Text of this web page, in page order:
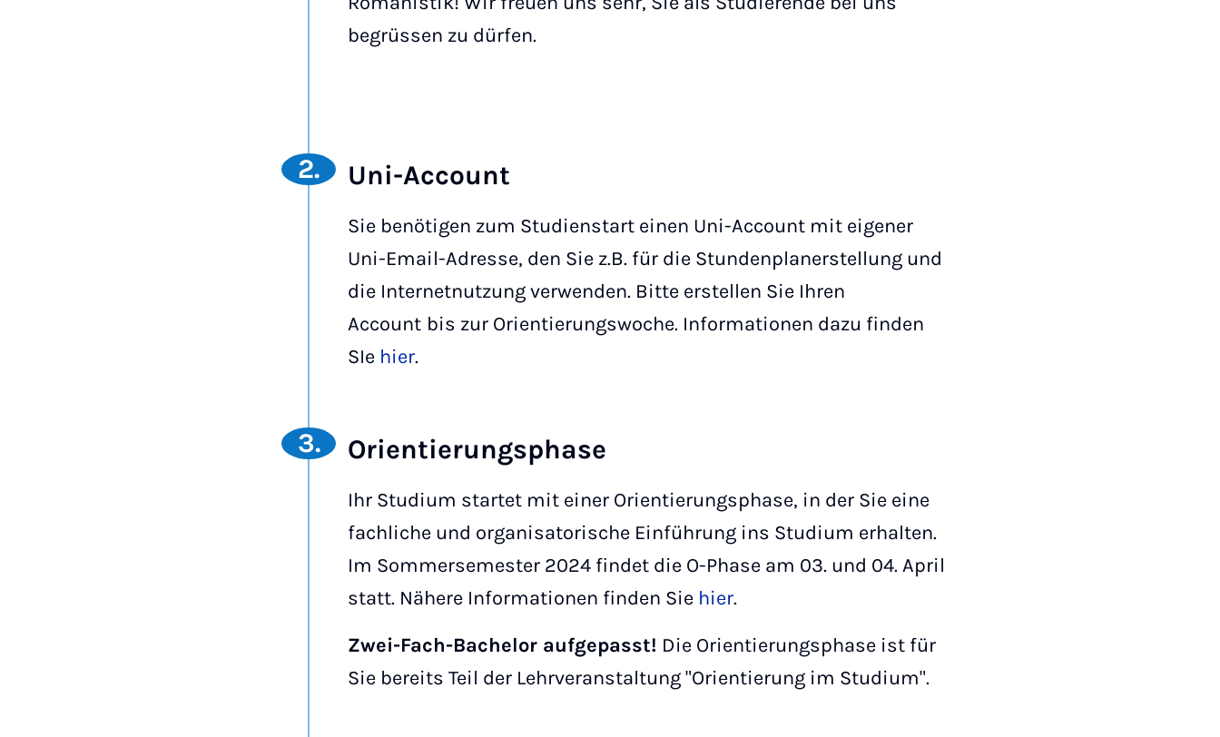
begrüssen zu dürfen.
2. Uni-Account
Sie benötigen zum Studienstart einen Uni-Account mit eigener
Uni-Email-Adresse, den Sie z.B. für die Stundenplanerstellung und
die Internetnutzung verwenden. Bitte erstellen Sie Ihren
Account bis zur Orientierungswoche. Informationen dazu finden
SIe hier.
3. Orientierungsphase
Ihr Studium startet mit einer Orientierungsphase, in der Sie eine
fachliche und organisatorische Einführung ins Studium erhalten.
Im Sommersemester 2024 findet die O-Phase am 03. und 04. April
statt. Nähere Informationen finden Sie hier.
Zwei-Fach-Bachelor aufgepasst! Die Orientierungsphase ist für
Sie bereits Teil der Lehrveranstaltung "Orientierung im Studium".